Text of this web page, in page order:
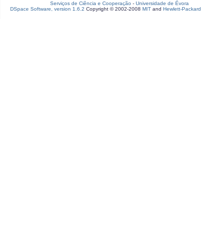
Serviços de Ciência e Cooperação - Universidade de Évora
DSpace Software, version 1.6.2 Copyright © 2002-2008 MIT and Hewlett-Packard